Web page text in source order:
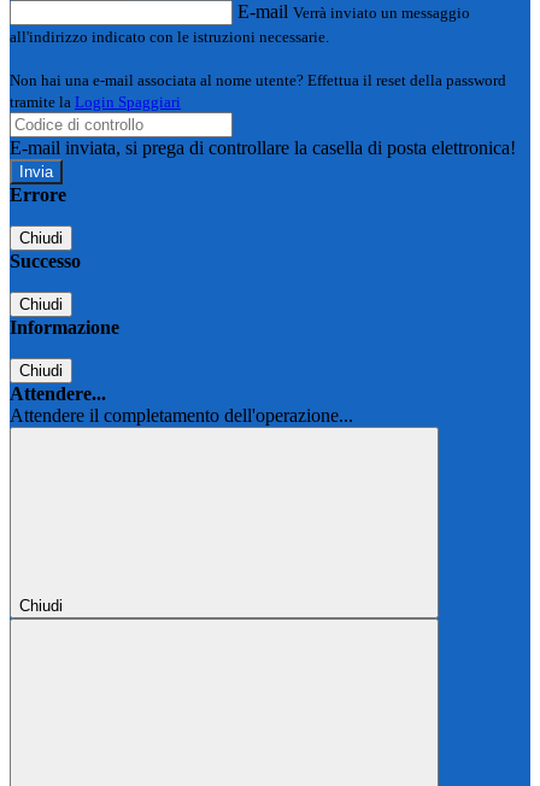
E-mail Verrà inviato un messaggio
all'indirizzo indicato con le istruzioni necessarie.
Non hai una e-mail associata al nome utente? Effettua il reset della password
tramite la Login Spaggiari
E-mail inviata, si prega di controllare la casella di posta elettronica!
Errore
Chiudi
Successo
Chiudi
Informazione
Chiudi
Attendere...
Attendere il completamento dell'operazione...
Chiudi